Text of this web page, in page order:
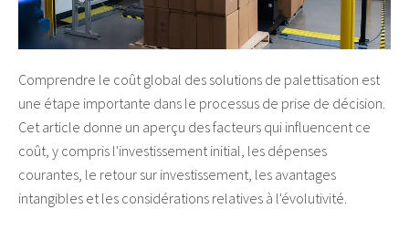
Comprendre le coût global des solutions de palettisation est
une étape importante dans le processus de prise de décision.
Cet article donne un aperçu des facteurs qui influencent ce
coût, y compris l'investissement initial, les dépenses
courantes, le retour sur investissement, les avantages
intangibles et les considérations relatives à l'évolutivité.